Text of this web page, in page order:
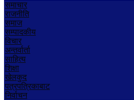
समाचार
राजनीति
समाज
सम्पादकीय
विचार
अन्तर्वार्ता
साहित्य
शिक्षा
खेलकुद
पत्रपत्रिकाबाट
निर्वाचन